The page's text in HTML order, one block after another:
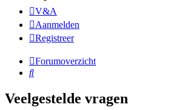
V&A
Aanmelden
Registreer
Forumoverzicht
Zoek
Veelgestelde vragen